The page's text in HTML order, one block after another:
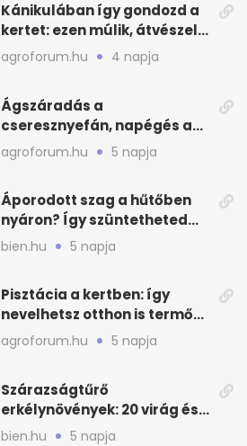
Kánikulában így gondozd a
kertet: ezen múlik, átvészeli-
e a hőséget
agroforum.hu 4 napja
Ágszáradás a
cseresznyefán, napégés a
kajszin: mit tehetsz most?
agroforum.hu 5 napja
Áporodott szag a hűtőben
nyáron? Így szüntetheted
meg olcsón
bien.hu 5 napja
Pisztácia a kertben: így
nevelhetsz otthon is termő
növényt
agroforum.hu 5 napja
Szárazságtűrő
erkélynövények: 20 virág és
cserje a forró nyárra
bien.hu 5 napja